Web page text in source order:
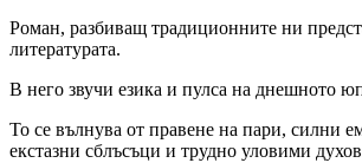
Роман, разбиващ традиционните ни
литературата.
В него звучи езика и пулса на днешното
То се вълнува от правене на пари, силни
екстазни сблъсъци и трудно уловими